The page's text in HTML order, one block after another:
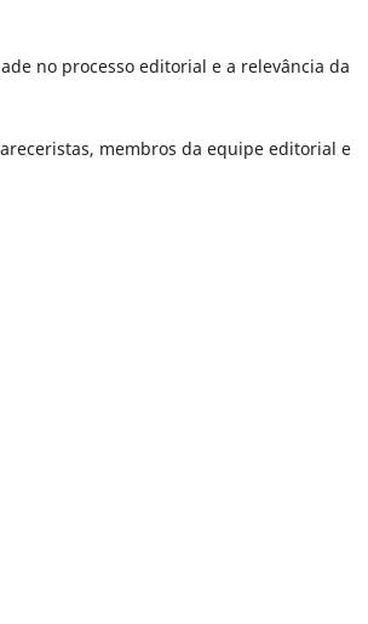
no processo editorial e a relevância da
membros da equipe editorial e